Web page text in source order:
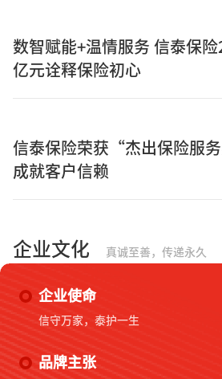
数智赋能+温情服务 信泰保
亿元诠释保险初心
信泰保险荣获“杰出保险服
成就客户信赖
企业文化 真诚至善，传递永久
企业使命
信守万家，泰护一生
品牌主张